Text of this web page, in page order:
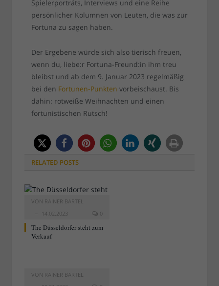
Spielerporträts, Interviews und eine Reihe
persönlicher Kolumnen von Leuten, die was zur
Fortuna zu sagen haben.
Der Ergebene würde sich also tierisch freuen,
wenn du, liebe:r Fortuna-Freund:in ihm treu
bleibst und ab dem 9. Januar 2023 regelmäßig
bei den Fortunen-Punkten vorbeischaust. Bis
dahin: rotweiße Weihnachten und einen
fortunistischen Rutsch!
RELATED POSTS
VON RAINER BARTEL
14.02.2023
0
The Düsseldorfer steht zum
Verkauf
VON RAINER BARTEL